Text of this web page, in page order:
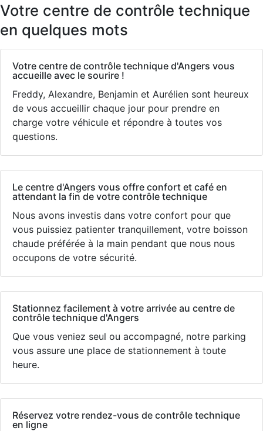
Votre centre de contrôle technique
en quelques mots
Votre centre de contrôle technique d'Angers vous
accueille avec le sourire !
Freddy, Alexandre, Benjamin et Aurélien sont heureux
de vous accueillir chaque jour pour prendre en
charge votre véhicule et répondre à toutes vos
questions.
Le centre d'Angers vous offre confort et café en
attendant la fin de votre contrôle technique
Nous avons investis dans votre confort pour que
vous puissiez patienter tranquillement, votre boisson
chaude préférée à la main pendant que nous nous
occupons de votre sécurité.
Stationnez facilement à votre arrivée au centre de
contrôle technique d'Angers
Que vous veniez seul ou accompagné, notre parking
vous assure une place de stationnement à toute
heure.
Réservez votre rendez-vous de contrôle technique
en ligne